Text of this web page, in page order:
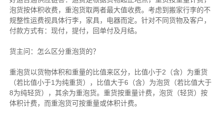
泡货按体积收费，重泡货取两者最大值收费。考虑到搬家行李的不
规整性运费视具体行李，家具，电器而定。针对不同货物及客户，
付款方式有：现付，提付，回单付及月结。
货主问：怎么区分重泡货的？
重泡货以货物体积和重量的比值来区分，比值小于2（含）为重货
（若比值小于1为纯重货），比值大于6（含）为泡货（若比值大于
8为纯轻货），其余为重泡货。重货按重量计费，泡货（轻货）按
体积计费，而重泡货可按重量或体积计费。